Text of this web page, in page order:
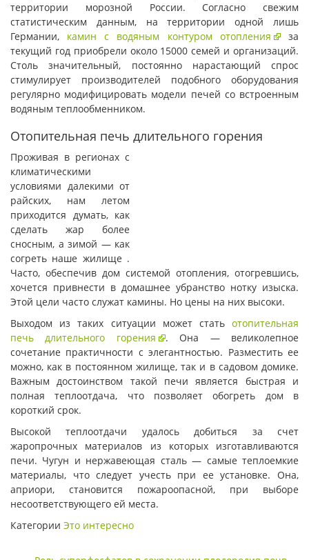
территории морозной России. Согласно свежим
статистическим данным, на территории одной лишь
Германии, камин с водяным контуром отопления
за
текущий год приобрели около 15000 семей и организаций.
Столь значительный, постоянно нарастающий спрос
стимулирует производителей подобного оборудования
регулярно модифицировать модели печей со встроенным
водяным теплообменником.
Отопительная печь длительного горения
Проживая в регионах с
климатическими
условиями далекими от
райских, нам летом
приходится думать, как
сделать жар более
сносным, а зимой — как
согреть наше жилище .
Часто, обеспечив дом системой отопления, отогревшись,
хочется привнести в домашнее убранство нотку изыска.
Этой цели часто служат камины. Но цены на них высоки.
Выходом из таких ситуации может стать отопительная
печь длительного горения
. Она — великолепное
сочетание практичности с элегантностью. Разместить ее
можно, как в постоянном жилище, так и в садовом домике.
Важным достоинством такой печи является быстрая и
полная теплоотдача, что позволяет обогреть дом в
короткий срок.
Высокой теплоотдачи удалось добиться за счет
жаропрочных материалов из которых изготавливаются
печи. Чугун и нержавеющая сталь — самые теплоемкие
материалы, что следует учесть при ее установке. Она,
априори, становится пожароопасной, при выборе
несоответствующего ей места.
Категории Это интересно